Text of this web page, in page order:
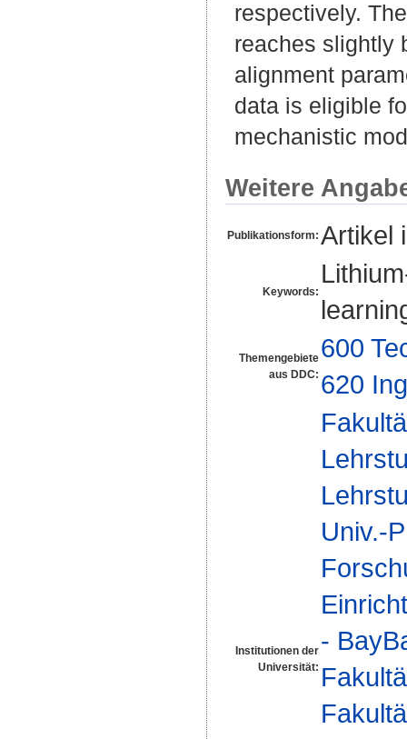
respectively.
reaches slightly
alignment
data is eligible
mechanistic
Weitere
Publikationsform: Artikel
Keywords:
Themengebiete
aus DDC:
600
620
Institutionen der
Universität:
Univ.-
-